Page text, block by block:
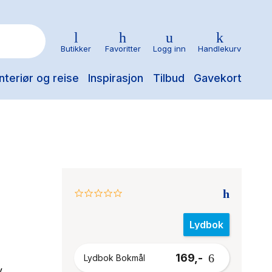
og reise Inspirasjon Tilbud Gavekort
Butikker Favoritter Logg inn Handlekurv
0.0
Lydbok
Lydbok Bokmål 169,-